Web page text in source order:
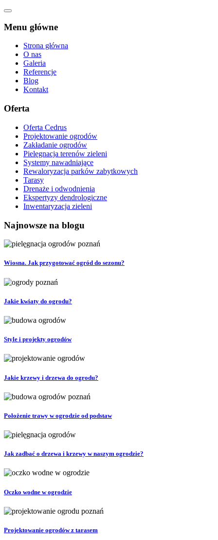
Menu główne
Strona główna
O nas
Galeria
Referencje
Blog
Kontakt
Oferta
Oferta Cedrus
Projektowanie ogrodów
Zakładanie ogrodów
Pielęgnacja terenów zieleni
Systemy nawadniające
Rewaloryzacja parków zabytkowych
Tarasy
Drenaże i odwodnienia
Ekspertyzy dendrologiczne
Inwentaryzacja zieleni
Najnowsze na blogu
Wiosna. Jak przygotować ogród do sezonu?
Jakie kwiaty do ogrodu?
Style i projekty ogrodów
Jakie krzewy i drzewa do ogrodu?
Położenie trawy w ogrodzie od podstaw
Jak zadbać o drzewa i krzewy w naszym ogrodzie?
Oczko wodne w ogrodzie
Projektowanie ogrodów z tarasem